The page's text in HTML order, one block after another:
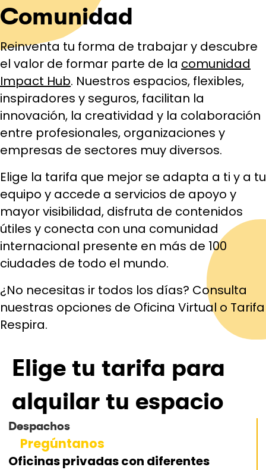
Comunidad
Reinventa tu forma de trabajar y descubre
el valor de formar parte de la comunidad
Impact Hub. Nuestros espacios, flexibles,
inspiradores y seguros, facilitan la
innovación, la creatividad y la colaboración
entre profesionales, organizaciones y
empresas de sectores muy diversos.
Elige la tarifa que mejor se adapta a ti y a tu
equipo y accede a servicios de apoyo y
mayor visibilidad, disfruta de contenidos
útiles y conecta con una comunidad
internacional presente en más de 100
ciudades de todo el mundo.
¿No necesitas ir todos los días? Consulta
nuestras opciones de Oficina Virtual o Tarifa
Respira.
Elige tu tarifa para
alquilar tu espacio
Despachos
Pregúntanos
Oficinas privadas con diferentes